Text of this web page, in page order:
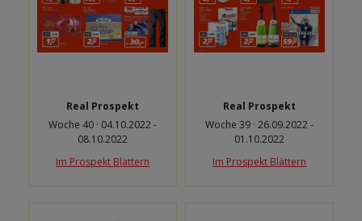
Real Prospekt
Woche 40 · 04.10.2022 -
08.10.2022
Im Prospekt Blättern
Real Prospekt
Woche 39 · 26.09.2022 -
01.10.2022
Im Prospekt Blättern